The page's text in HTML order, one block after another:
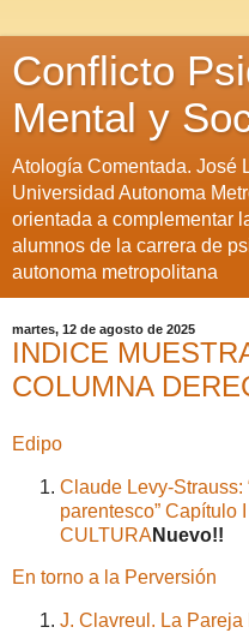
Conflicto
Mental y
Atología Comentada. José
Universidad Autonoma
orientada a complementar
alumnos de la carrera de
autonoma metropolitana
martes, 12 de agosto de 2025
INDICE
COLUMNA
Edipo
Claude Levy-Strauss:
parentesco” Capítulo
CULTURANuevo!!
En torno a la Perversión
J. Clavreul. La Pareja